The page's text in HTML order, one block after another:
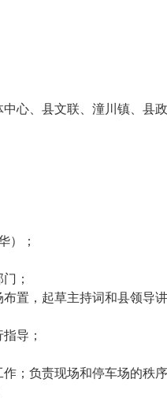
心、县文联、潼川镇、县
）；
；
置，起草主持词和县领导
导；
；负责现场和停车场的秩序